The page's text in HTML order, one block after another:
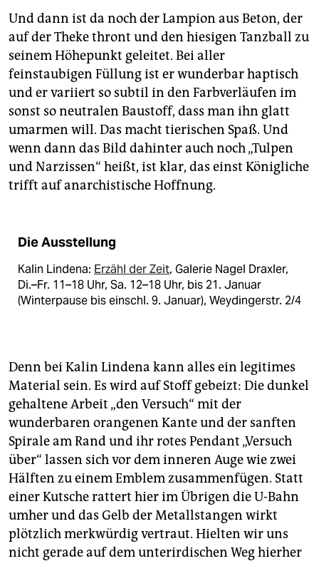
Und dann ist da noch der Lampion aus Beton, der
auf der Theke thront und den hiesigen Tanzball zu
seinem Höhepunkt geleitet. Bei aller
feinstaubigen Füllung ist er wunderbar haptisch
und er variiert so subtil in den Farbverläufen im
sonst so neutralen Baustoff, dass man ihn glatt
umarmen will. Das macht tierischen Spaß. Und
wenn dann das Bild dahinter auch noch „Tulpen
und Narzissen“ heißt, ist klar, das einst Königliche
trifft auf anarchistische Hoffnung.
Die Ausstellung
Kalin Lindena: Erzähl der Zeit, Galerie Nagel Draxler,
Di.–Fr. 11–18 Uhr, Sa. 12–18 Uhr, bis 21. Januar
(Winterpause bis einschl. 9. Januar), Weydingerstr. 2/4
Denn bei Kalin Lindena kann alles ein legitimes
Material sein. Es wird auf Stoff gebeizt: Die dunkel
gehaltene Arbeit „den Versuch“ mit der
wunderbaren orangenen Kante und der sanften
Spirale am Rand und ihr rotes Pendant „Versuch
über“ lassen sich vor dem inneren Auge wie zwei
Hälften zu einem Emblem zusammenfügen. Statt
einer Kutsche rattert hier im Übrigen die U-Bahn
umher und das Gelb der Metallstangen wirkt
plötzlich merkwürdig vertraut. Hielten wir uns
nicht gerade auf dem unterirdischen Weg hierher